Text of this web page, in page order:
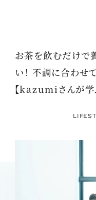
お茶を飲むだけで
い！ 不調に合わせ
【kazumiさんが学